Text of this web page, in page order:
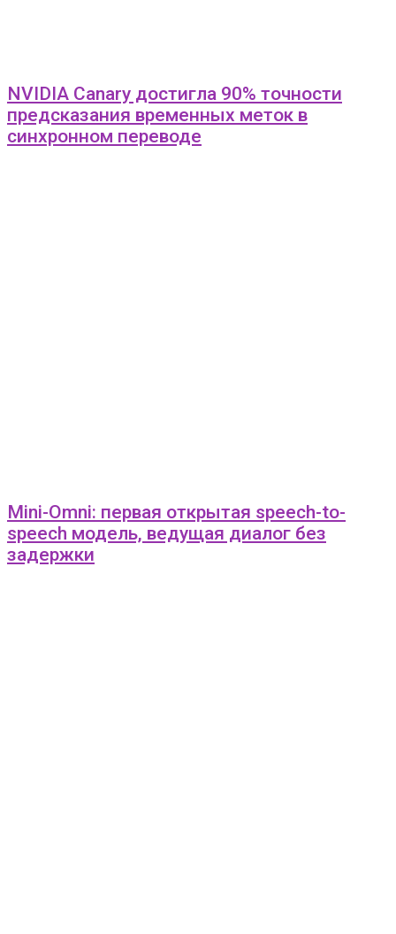
NVIDIA Canary достигла 90% точности
предсказания временных меток в
синхронном переводе
Mini-Omni: первая открытая speech-to-
speech модель, ведущая диалог без
задержки